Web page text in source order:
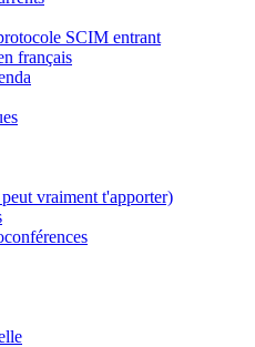
SCIM entrant
français
vraiment t'apporter)